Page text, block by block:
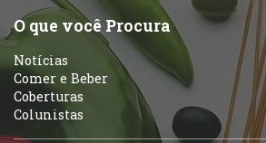
Portuguesa
Self-service
Sobremesas e
Variados
O que você Procura
Notícias
Comer e Beber
Coberturas
Colunistas